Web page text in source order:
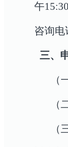
午
咨询电
三、
（